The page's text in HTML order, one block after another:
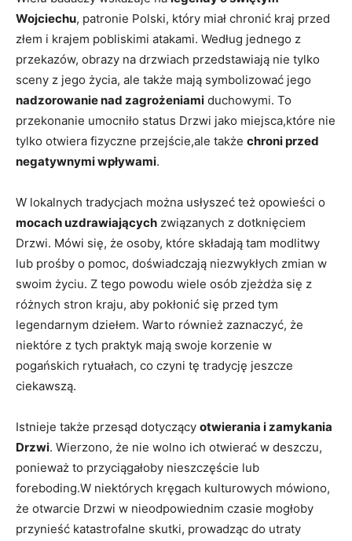
Wojciechu, patronie Polski, który miał chronić kraj przed
złem i⁣ krajem pobliskimi atakami. Według ⁤jednego z
przekazów, obrazy na drzwiach przedstawiają ⁢nie tylko​
sceny z jego życia, ale⁢ także mają symbolizować jego
nadzorowanie nad zagrożeniami duchowymi. To
przekonanie umocniło status⁣ Drzwi jako miejsca,które nie
tylko otwiera fizyczne przejście,ale także chroni przed
negatywnymi wpływami.
W lokalnych tradycjach można usłyszeć też ⁢opowieści o
mocach uzdrawiających związanych⁢ z ⁢dotknięciem
Drzwi. Mówi się, że osoby, które składają tam modlitwy
lub prośby o pomoc, doświadczają niezwykłych zmian w
swoim życiu. Z tego powodu wiele osób zjeżdża się z
różnych stron kraju, aby pokłonić się ‌przed tym
legendarnym dziełem. Warto również ‍zaznaczyć, że
niektóre z tych praktyk mają ‍swoje korzenie w
pogańskich rytuałach, co czyni tę tradycję jeszcze
ciekawszą.
Istnieje także przesąd ⁤dotyczący otwierania i zamykania
Drzwi. Wierzono, że nie wolno ich otwierać w deszczu,
ponieważ to przyciągałoby nieszczęście lub
foreboding.W niektórych⁣ kręgach kulturowych mówiono,
że otwarcie Drzwi w nieodpowiednim czasie mogłoby
przynieść katastrofalne skutki, prowadząc do utraty